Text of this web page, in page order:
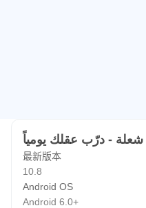
最新版本
10.8
Android OS
Android 6.0+